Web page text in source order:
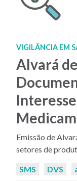
VIGILÂNCIA EM
Alvará
Emissão de
setores de
Palavras-
SMS DVS